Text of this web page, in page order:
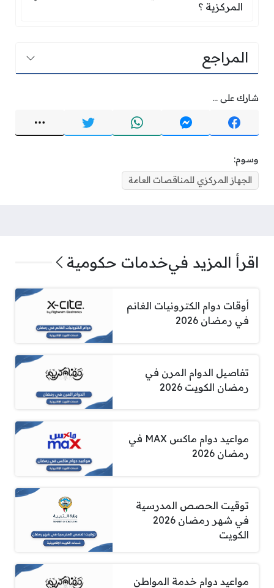
المركزية ؟
المراجع
شارك على ...
وسوم:
الجهاز المركزي للمناقصات العامة
اقرأ المزيد فيخدمات حكومية
أوقات دوام الكترونيات الغانم
في رمضان 2026
تفاصيل الدوام المرن في
رمضان الكويت 2026
مواعيد دوام ماكس MAX في
رمضان 2026
توقيت الحصص المدرسية
في شهر رمضان 2026
الكويت
مواعيد دوام خدمة المواطن